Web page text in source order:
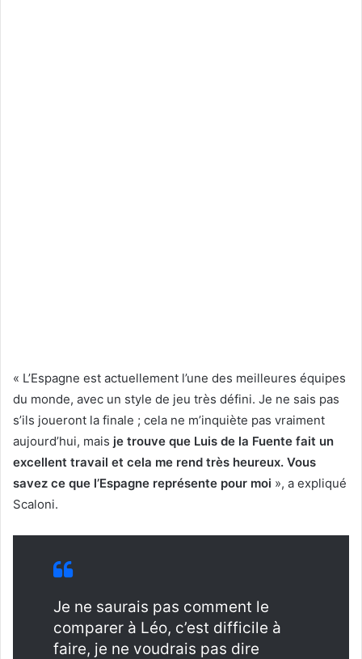
« L’Espagne est actuellement l’une des meilleures équipes
du monde, avec un style de jeu très défini. Je ne sais pas
s’ils joueront la finale ; cela ne m’inquiète pas vraiment
aujourd’hui, mais je trouve que Luis de la Fuente fait un
excellent travail et cela me rend très heureux. Vous
savez ce que l’Espagne représente pour moi », a expliqué
Scaloni.
Je ne saurais pas comment le
comparer à Léo, c’est difficile à
faire, je ne voudrais pas dire